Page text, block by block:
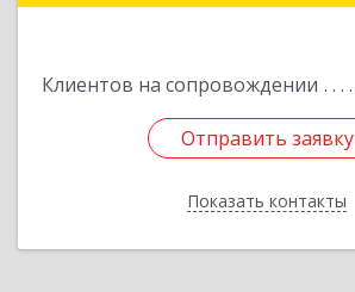
Клиентов на сопровождении
Отправить заявку
Показать контакты
Отправить заявку
Назад